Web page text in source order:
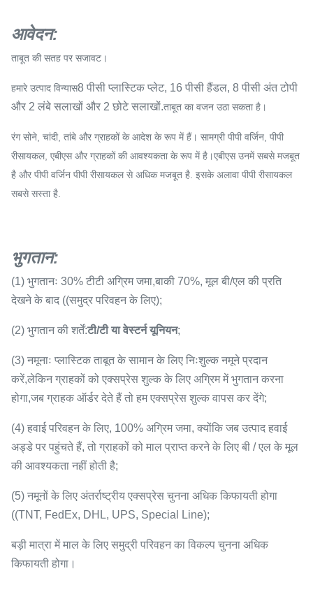
आवेदन:
ताबूत की सतह पर सजावट।
हमारे उत्पाद विन्यास8 पीसी प्लास्टिक प्लेट, 16 पीसी हैंडल, 8 पीसी अंत टोपी
और 2 लंबे सलाखों और 2 छोटे सलाखों.ताबूत का वजन उठा सकता है।
रंग सोने, चांदी, तांबे और ग्राहकों के आदेश के रूप में हैं। सामग्री पीपी वर्जिन, पीपी
रीसायकल, एबीएस और ग्राहकों की आवश्यकता के रूप में है।एबीएस उनमें सबसे मजबूत
है और पीपी वर्जिन पीपी रीसायकल से अधिक मजबूत है. इसके अलावा पीपी रीसायकल
सबसे सस्ता है.
भुगतान:
(1) भुगतानः 30% टीटी अग्रिम जमा,बाकी 70%, मूल बी/एल की प्रति
देखने के बाद ((समुद्र परिवहन के लिए);
(2) भुगतान की शर्तें:टी/टी या वेस्टर्न यूनियन;
(3) नमूनाः प्लास्टिक ताबूत के सामान के लिए निःशुल्क नमूने प्रदान
करें,लेकिन ग्राहकों को एक्सप्रेस शुल्क के लिए अग्रिम में भुगतान करना
होगा,जब ग्राहक ऑर्डर देते हैं तो हम एक्सप्रेस शुल्क वापस कर देंगे;
(4) हवाई परिवहन के लिए, 100% अग्रिम जमा, क्योंकि जब उत्पाद हवाई
अड्डे पर पहुंचते हैं, तो ग्राहकों को माल प्राप्त करने के लिए बी / एल के मूल
की आवश्यकता नहीं होती है;
(5) नमूनों के लिए अंतर्राष्ट्रीय एक्सप्रेस चुनना अधिक किफायती होगा
((TNT, FedEx, DHL, UPS, Special Line);
बड़ी मात्रा में माल के लिए समुद्री परिवहन का विकल्प चुनना अधिक
किफायती होगा।